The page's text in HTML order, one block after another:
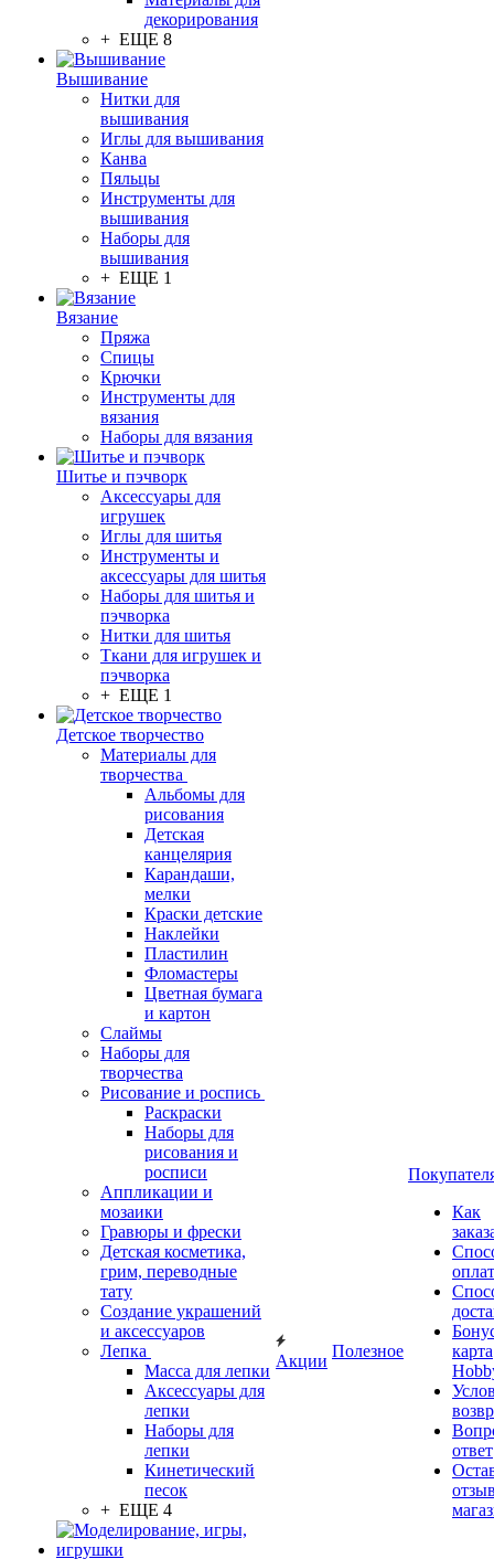
декорирования
+ ЕЩЕ 8
Вышивание
Нитки для
вышивания
Иглы для вышивания
Канва
Пяльцы
Инструменты для
вышивания
Наборы для
вышивания
+ ЕЩЕ 1
Вязание
Пряжа
Спицы
Крючки
Инструменты для
вязания
Наборы для вязания
Шитье и пэчворк
Аксессуары для
игрушек
Иглы для шитья
Инструменты и
аксессуары для шитья
Наборы для шитья и
пэчворка
Нитки для шитья
Ткани для игрушек и
пэчворка
+ ЕЩЕ 1
Детское творчество
Материалы для
творчества
Альбомы для
рисования
Детская
канцелярия
Карандаши,
мелки
Краски детские
Наклейки
Пластилин
Фломастеры
Цветная бумага
и картон
Слаймы
Наборы для
творчества
Рисование и роспись
Раскраски
Наборы для
рисования и
росписи
Аппликации и
мозаики
Гравюры и фрески
Детская косметика,
грим, переводные
тату
Создание украшений
и аксессуаров
Лепка
Масса для лепки
Аксессуары для
лепки
Наборы для
лепки
Кинетический
песок
+ ЕЩЕ 4
Акции
Полезное
Как
карта
ответ